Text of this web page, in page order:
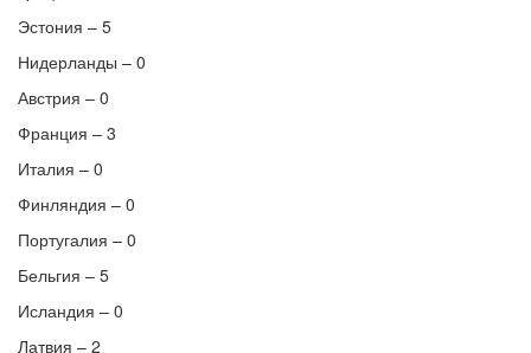
Эстония – 5
Нидерланды – 0
Австрия – 0
Франция – 3
Италия – 0
Финляндия – 0
Португалия – 0
Бельгия – 5
Исландия – 0
Латвия – 2